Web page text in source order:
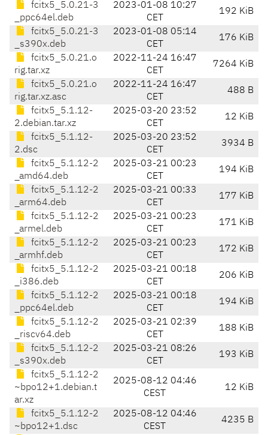
fcitx5_5.0.21-3
_ppc64el.deb
2023-01-08 10:27
CET
192 KiB
fcitx5_5.0.21-3
_s390x.deb
2023-01-08 05:14
CET
176 KiB
fcitx5_5.0.21.o
rig.tar.xz
2022-11-24 16:47
CET
7264 KiB
fcitx5_5.0.21.o
rig.tar.xz.asc
2022-11-24 16:47
CET
488 B
fcitx5_5.1.12-
2.debian.tar.xz
2025-03-20 23:52
CET
12 KiB
fcitx5_5.1.12-
2.dsc
2025-03-20 23:52
CET
3934 B
fcitx5_5.1.12-2
_amd64.deb
2025-03-21 00:23
CET
194 KiB
fcitx5_5.1.12-2
_arm64.deb
2025-03-21 00:33
CET
177 KiB
fcitx5_5.1.12-2
_armel.deb
2025-03-21 00:23
CET
171 KiB
fcitx5_5.1.12-2
_armhf.deb
2025-03-21 00:23
CET
172 KiB
fcitx5_5.1.12-2
_i386.deb
2025-03-21 00:18
CET
206 KiB
fcitx5_5.1.12-2
_ppc64el.deb
2025-03-21 00:18
CET
194 KiB
fcitx5_5.1.12-2
_riscv64.deb
2025-03-21 02:39
CET
188 KiB
fcitx5_5.1.12-2
_s390x.deb
2025-03-21 08:26
CET
193 KiB
fcitx5_5.1.12-2
~bpo12+1.debian.t
ar.xz
2025-08-12 04:46
CEST
12 KiB
fcitx5_5.1.12-2
~bpo12+1.dsc
2025-08-12 04:46
CEST
4235 B